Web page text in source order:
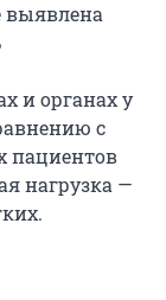
выявлена
и органах у
с
пациентов
нагрузка —